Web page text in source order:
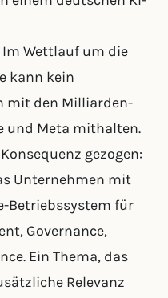
Wettlauf um die
kann kein
mit den Milliarden-
und Meta mithalten.
gezogen:
Unternehmen mit
Betriebssystem für
Governance,
Ein Thema, das
Relevanz